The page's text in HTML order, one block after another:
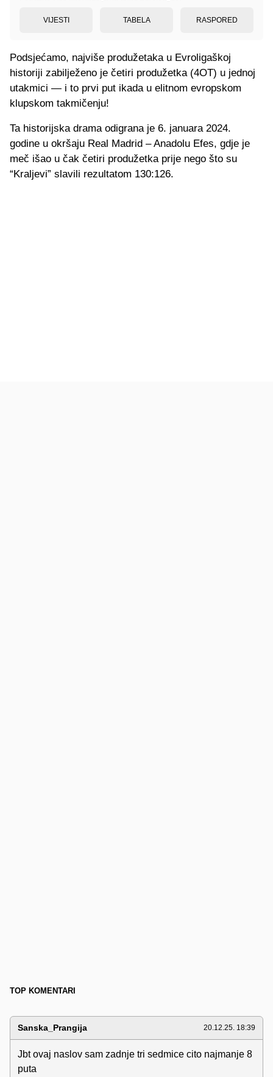
VIJESTI TABELA RASPORED
Podsjećamo, najviše produžetaka u Evroligaškoj
historiji zabilježeno je četiri produžetka (4OT) u jednoj
utakmici — i to prvi put ikada u elitnom evropskom
klupskom takmičenju!
Ta historijska drama odigrana je 6. januara 2024.
godine u okršaju Real Madrid – Anadolu Efes, gdje je
meč išao u čak četiri produžetka prije nego što su
“Kraljevi” slavili rezultatom 130:126.
TOP KOMENTARI
Sanska_Prangija 20.12.25. 18:39
Jbt ovaj naslov sam zadnje tri sedmice cito najmanje 8
puta